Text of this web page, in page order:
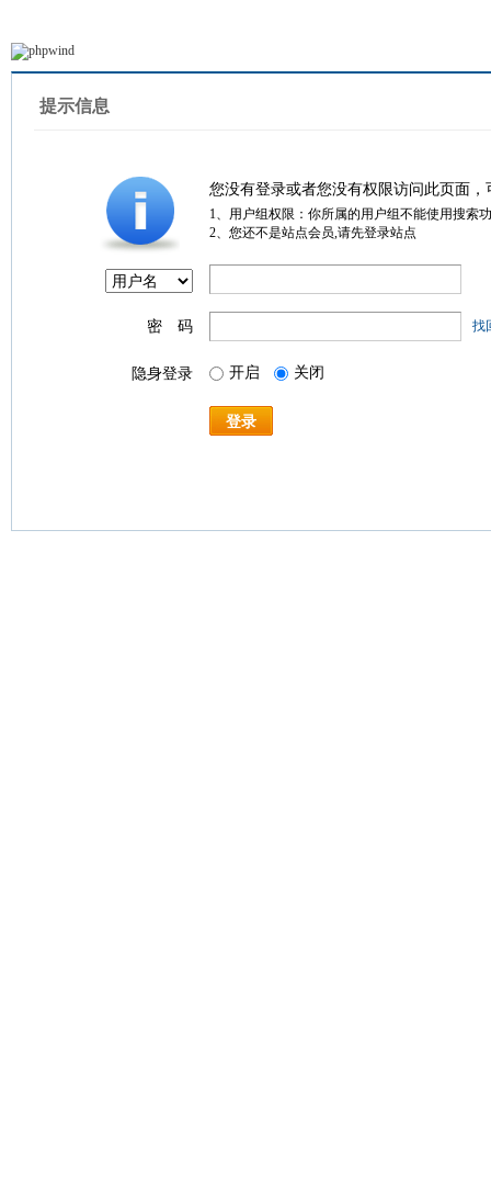
提示信息
您没有登录或者您没有权限访问此页面
1、用户组权限：你所属的用户组不能使用搜索
2、您还不是站点会员,请先登录站点
密 码 找
隐身登录 开启 关闭
登录